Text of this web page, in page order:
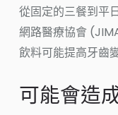
從固定的三餐到平
網路醫療協會
飲料可能提高牙齒
可能會造